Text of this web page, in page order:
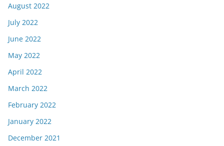
August 2022
July 2022
June 2022
May 2022
April 2022
March 2022
February 2022
January 2022
December 2021